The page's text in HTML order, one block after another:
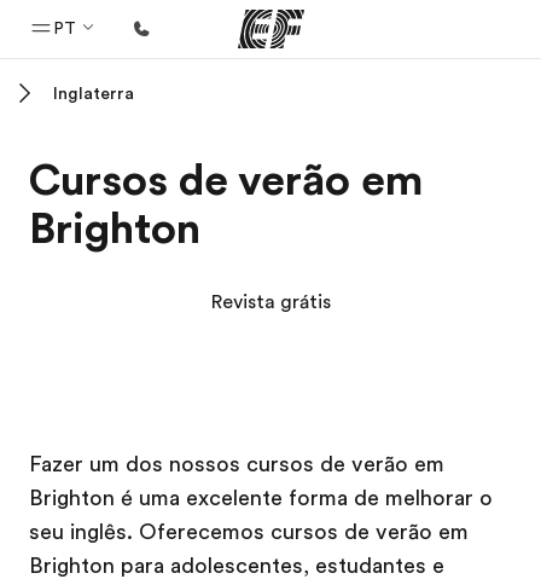
PT
Programas
Saiba tudo que oferecemos
Carreiras
Junte-se a nós
Inglaterra
Cursos de verão em
Brighton
Revista grátis
Fazer um dos nossos cursos de verão em
Brighton é uma excelente forma de melhorar o
seu inglês. Oferecemos cursos de verão em
Brighton para adolescentes, estudantes e